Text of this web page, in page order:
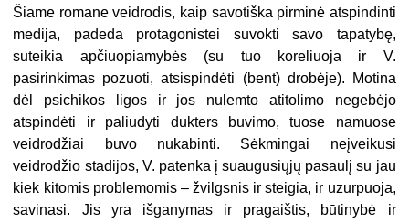
Šiame romane veidrodis, kaip savotiška pirminė atspindinti
medija, padeda protagonistei suvokti savo tapatybę,
suteikia apčiuopiamybės (su tuo koreliuoja ir V.
pasirinkimas pozuoti, atsispindėti (bent) drobėje). Motina
dėl psichikos ligos ir jos nulemto atitolimo negebėjo
atspindėti ir paliudyti dukters buvimo, tuose namuose
veidrodžiai buvo nukabinti. Sėkmingai neįveikusi
veidrodžio stadijos, V. patenka į suaugusiųjų pasaulį su jau
kiek kitomis problemomis – žvilgsnis ir steigia, ir uzurpuoja,
savinasi. Jis yra išganymas ir pragaištis, būtinybė ir